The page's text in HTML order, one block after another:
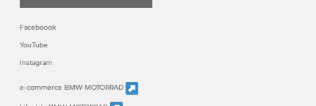
Faceboook
YouTube
Instagram
e-commerce BMW MOTORRAD